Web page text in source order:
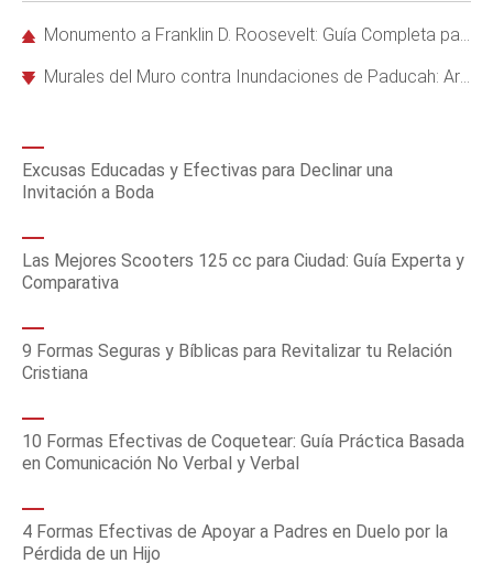
Monumento a Franklin D. Roosevelt: Guía Completa para Visitarlo en Washington D.C.
Murales del Muro contra Inundaciones de Paducah: Arte Histórico Impresionante en Kentucky
Excusas Educadas y Efectivas para Declinar una
Invitación a Boda
Las Mejores Scooters 125 cc para Ciudad: Guía Experta y
Comparativa
9 Formas Seguras y Bíblicas para Revitalizar tu Relación
Cristiana
10 Formas Efectivas de Coquetear: Guía Práctica Basada
en Comunicación No Verbal y Verbal
4 Formas Efectivas de Apoyar a Padres en Duelo por la
Pérdida de un Hijo